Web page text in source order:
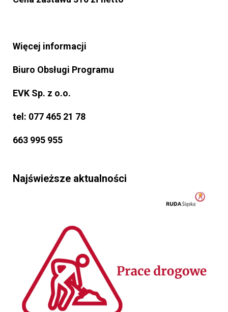
Więcej informacji
Biuro Obsługi Programu
EVK Sp. z o.o.
tel: 077 465 21 78
663 995 955
Najświeższe aktualności